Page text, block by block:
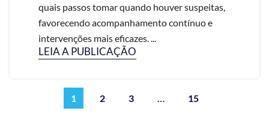
quais passos tomar quando houver suspeitas,
favorecendo acompanhamento contínuo e
intervenções mais eficazes. ...
LEIA A PUBLICAÇÃO
1 2 3 15